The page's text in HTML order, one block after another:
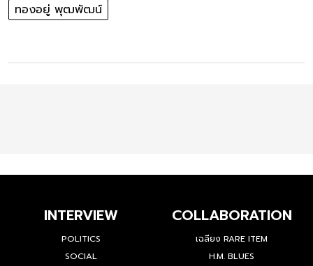
ทองอยู่ พุฒพัฒน์
INTERVIEW
POLITICS
SOCIAL
COLLABORATION
เฉลียง RARE ITEM
H.M. BLUES